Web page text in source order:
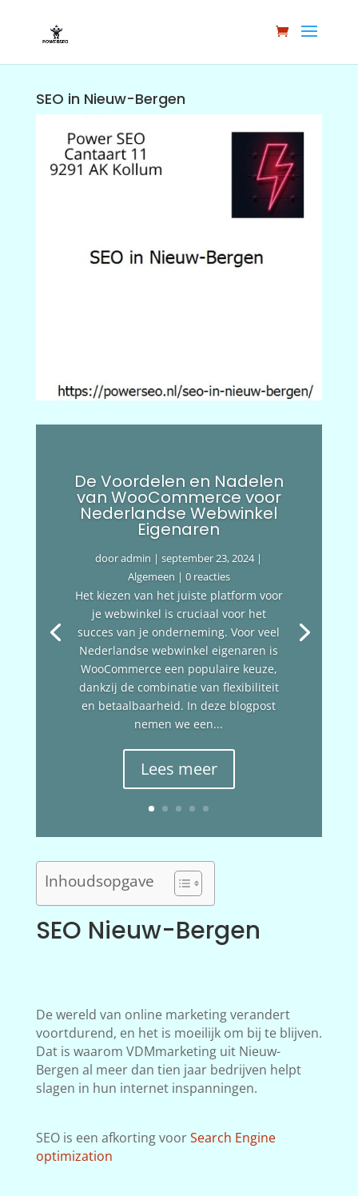
SEO in Nieuw-Bergen
De Voordelen en Nadelen
van WooCommerce voor
Nederlandse Webwinkel
Eigenaren
dooradmin |september 23, 2024|
Algemeen | 0 reacties
Het kiezen van het juiste platform voor
je webwinkel is cruciaal voor het
succes van je onderneming. Voor veel
Nederlandse webwinkel eigenaren is
WooCommerce een populaire keuze,
dankzij de combinatie van flexibiliteit
en betaalbaarheid. In deze blogpost
nemen we een...
Lees meer
Inhoudsopgave
SEO Nieuw-Bergen
De wereld van online marketing verandert
voortdurend, en het is moeilijk om bij te blijven.
Dat is waarom VDMmarketing uit Nieuw-
Bergen al meer dan tien jaar bedrijven helpt
slagen in hun internet inspanningen.
SEO is een afkorting voorSearch Engine
optimization